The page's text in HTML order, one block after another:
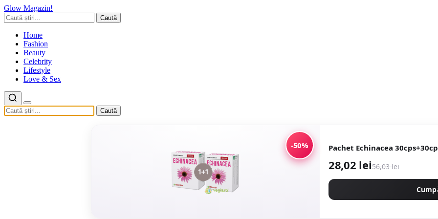
Glow Magazin!
Caută
Home
Fashion
Beauty
Celebrity
Lifestyle
Love & Sex
Caută
-50% Pachet Echinacea
28,02 lei56,03 lei